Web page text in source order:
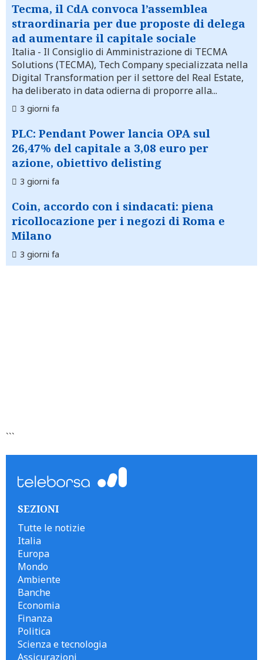
Tecma, il CdA convoca l’assemblea
straordinaria per due proposte di delega
ad aumentare il capitale sociale
Italia - Il Consiglio di Amministrazione di TECMA
Solutions (TECMA), Tech Company specializzata nella
Digital Transformation per il settore del Real Estate,
ha deliberato in data odierna di proporre alla...
3 giorni fa
PLC: Pendant Power lancia OPA sul
26,47% del capitale a 3,08 euro per
azione, obiettivo delisting
3 giorni fa
Coin, accordo con i sindacati: piena
ricollocazione per i negozi di Roma e
Milano
3 giorni fa
```
SEZIONI
Tutte le notizie
Italia
Europa
Mondo
Ambiente
Banche
Economia
Finanza
Politica
Scienza e tecnologia
Assicurazioni